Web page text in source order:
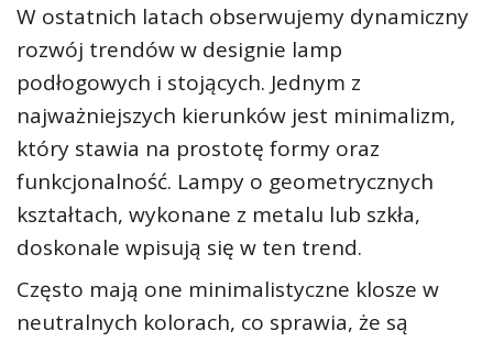
W ostatnich latach obserwujemy dynamiczny
rozwój trendów w designie lamp
podłogowych i stojących. Jednym z
najważniejszych kierunków jest minimalizm,
który stawia na prostotę formy oraz
funkcjonalność. Lampy o geometrycznych
kształtach, wykonane z metalu lub szkła,
doskonale wpisują się w ten trend.
Często mają one minimalistyczne klosze w
neutralnych kolorach, co sprawia, że są